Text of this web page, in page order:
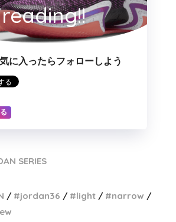
reading!!
に入ったらフォローしよう
SERIES
jordan36 light
narrow